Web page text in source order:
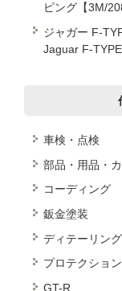
ピング【3M/
ジャガー F-
Jaguar F-
車検・点検
部品・用品・
コーディング
鈑金塗装
ディテーリング
プロテクショ
GT-R